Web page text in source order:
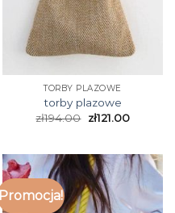
TORBY PLAZOWE
torby plazowe
zł194.00 zł121.00
Promocja!